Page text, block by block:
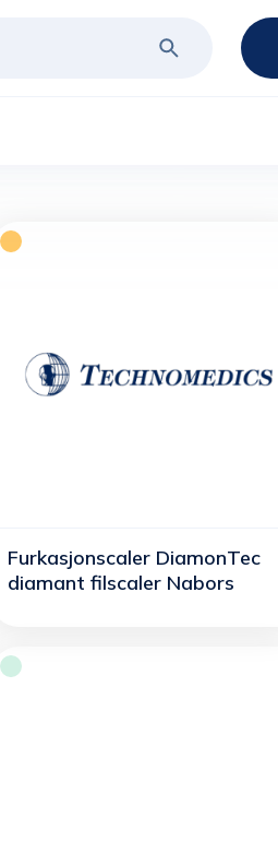
Furkasjonscaler DiamonTec
diamant filscaler Nabors